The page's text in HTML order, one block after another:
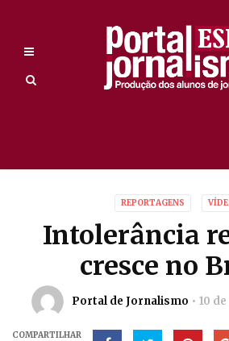
REPORTAGENS
Intolerância
cresce no
Portal de Jornalismo 10
COMPARTILHAR